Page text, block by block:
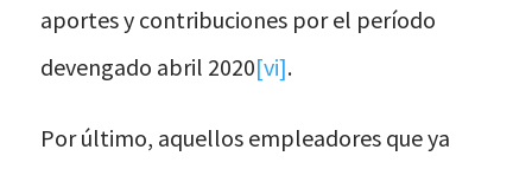
aportes y contribuciones por el período
devengado abril 2020[vi].
Por último, aquellos empleadores que ya